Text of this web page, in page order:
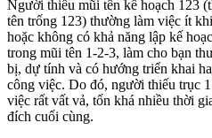
Người thiếu mũi tên kế hoạch 123
tên trống 123) thường làm việc ít
hoặc không có khả năng lập kế
trong mũi tên 1-2-3, làm cho bạn
bị, dự tính và có hướng triển khai
công việc. Do đó, người thiếu trục
việc rất vất vả, tốn khá nhiều thời
đích cuối cùng.